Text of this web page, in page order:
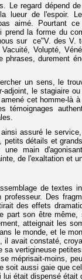
Le regard dépend
lueur de l'espoir.
aimé. Pourtant
la forme du
sur ce"V. des V.
Volupté,
durement
un sens, le
le stagiaire
cet homme-là
témoignages
assuré le
petits détails et
main
de l'exaltation et
de textes
Des
des effets
part son être
atteignait les
le monde, et le
avait constaté,
sa vertigineuse
méprisait-moins,
aussi gaie que
était dispensé était